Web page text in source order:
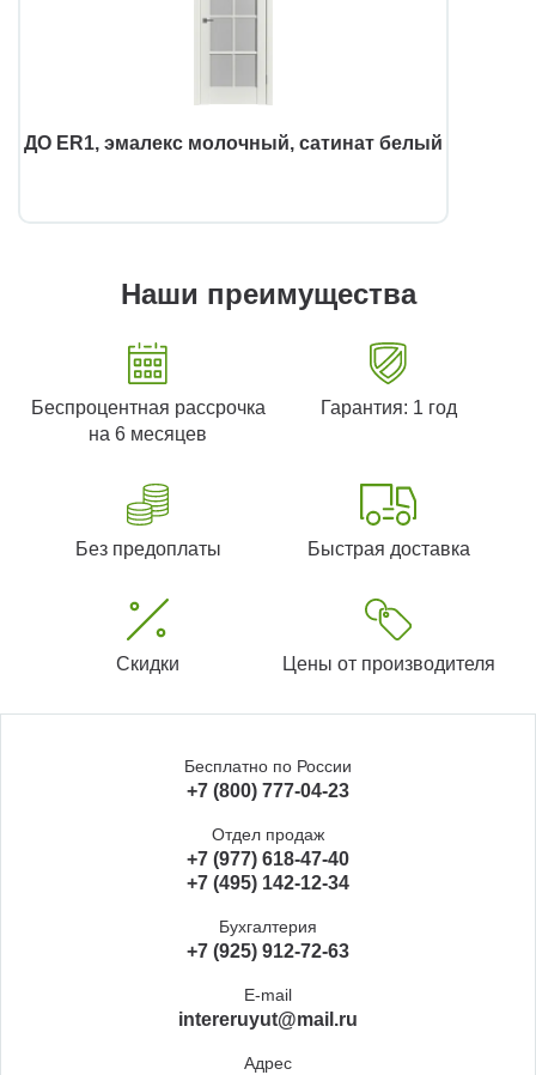
ДО ЕR1, эмалекс молочный, сатинат белый
Наши преимущества
Беспроцентная рассрочка
на 6 месяцев
Гарантия: 1 год
Без предоплаты Быстрая доставка
Скидки Цены от производителя
Бесплатно по России
+7 (800) 777-04-23
Отдел продаж
+7 (977) 618-47-40
+7 (495) 142-12-34
Бухгалтерия
+7 (925) 912-72-63
E-mail
intereruyut@mail.ru
Адрес